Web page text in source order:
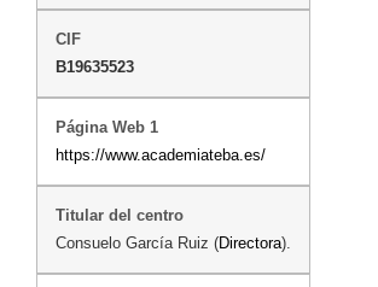
B19635523
https://www.academiateba.es/
Consuelo García Ruiz (Directora).